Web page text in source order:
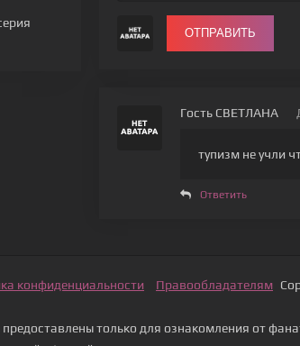
ОТПРАВИТЬ
Гость СВЕТЛАНА
тупизм не учли
Ответить
конфиденциальности Правообладателям
только для ознакомления от